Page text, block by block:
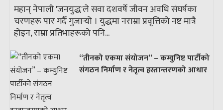
महान् नेपाली 'जनयुद्ध'ले सवा दशवर्षे जीवन अवधि संघर्षका
चरणहरू पार गर्दै गुजार्‍यो । युद्धमा नराम्रा प्रवृत्तिको नष्ट मात्रै
होइन, राम्रा प्रतिभाहरूको पनि...
“तीनको एकमा संयोजन” – कम्युनिष्ट पार्टीको
संगठन निर्माण र नेतृत्व हस्तान्तरणको आधार